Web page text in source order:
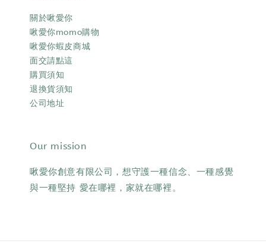
關於啾愛你
啾愛你momo購物
啾愛你蝦皮商城
面交請點這
購買須知
退換貨須知
公司地址
Our mission
啾愛你創意有限公司，想守護一種信念、一種感覺
與一種堅持 愛在哪裡，家就在哪裡。